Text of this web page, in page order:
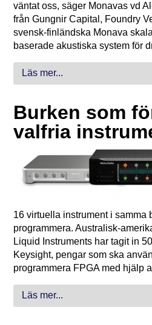
väntat oss, säger Monavas vd
från Gungnir Capital, Foundry
svensk-finländska Monava
baserade akustiska system för
Läs mer...
Burken som
valfria
16 virtuella instrument i samma
programmera. Australisk-
Liquid Instruments har tagit in
Keysight, pengar som ska
programmera FPGA med hjälp
Läs mer...